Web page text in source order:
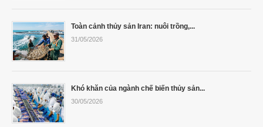
Toàn cảnh thủy sản Iran: nuôi trồng,...
31/05/2026
Khó khăn của ngành chế biến thủy sản...
30/05/2026